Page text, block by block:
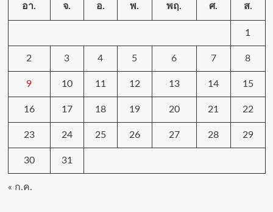
อา. จ. อ. พ. พฤ. ศ. ส.
1
2 3 4 5 6 7 8
9 10 11 12 13 14 15
16 17 18 19 20 21 22
23 24 25 26 27 28 29
30 31
« ก.ค.